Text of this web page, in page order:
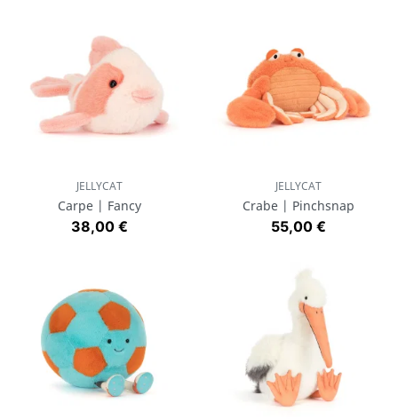
JELLYCAT
Carpe | Fancy
Prix
38,00 €
JELLYCAT
Crabe | Pinchsnap
Prix
55,00 €